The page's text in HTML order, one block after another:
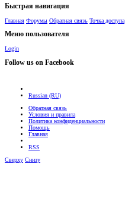
Быстрая навигация
Главная Форумы Обратная связь Точка доступа
Меню пользователя
Login
Follow us on Facebook
Russian (RU)
Обратная связь
Условия и правила
Политика конфиденциальности
Помощь
Главная
RSS
Сверху Снизу